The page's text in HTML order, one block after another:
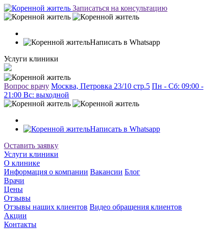
Записаться на консультацию
Написать в Whatsapp
Услуги клиники
Вопрос врачу Москва, Петровка 23/10 стр.5 Пн - Сб: 09:00 -
21:00 Вc: выходной
Написать в Whatsapp
Оставить заявку
Услуги клиники
О клинике
Информация о компании Вакансии Блог
Врачи
Цены
Отзывы
Отзывы наших клиентов Видео обращения клиентов
Акции
Контакты